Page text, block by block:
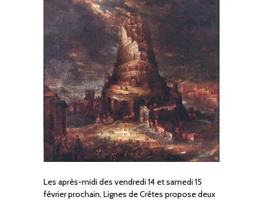
Les après-midi des vendredi 14 et samedi 15
février prochain, Lignes de Crêtes propose deux